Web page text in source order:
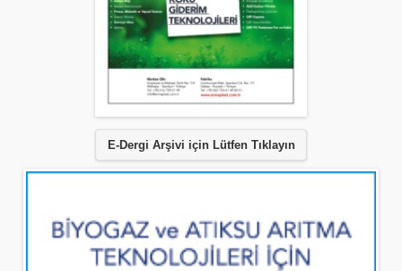
E-Dergi Arşivi için Lütfen Tıklayın